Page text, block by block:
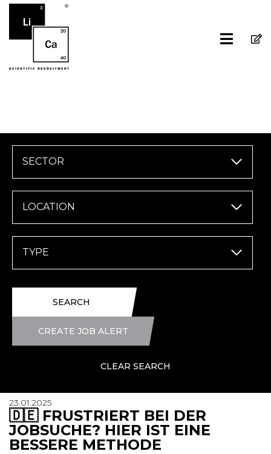
SECTOR
LOCATION
TYPE
SEARCH
CREATE JOB ALERT
CLEAR SEARCH
23.01.2025
🇩🇪 FRUSTRIERT BEI DER
JOBSUCHE? HIER IST EINE
BESSERE METHODE